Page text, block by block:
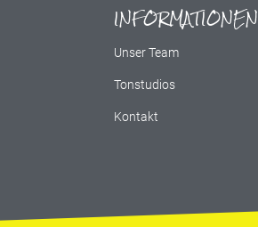
INFORMATIONEN
Unser Team
Tonstudios
Kontakt